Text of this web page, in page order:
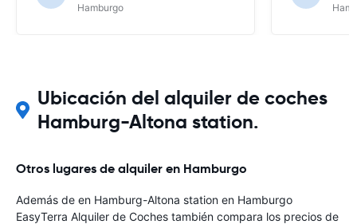
Hamburgo
Ubicación del alquiler de coches
Hamburg-Altona station.
Otros lugares de alquiler en Hamburgo
Además de en Hamburg-Altona station en Hamburgo
EasyTerra Alquiler de Coches también compara los precios de